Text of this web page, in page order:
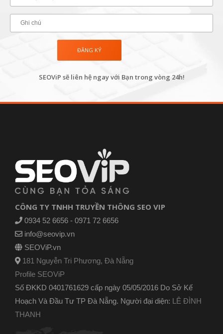
SEOViP sẽ liên hệ ngay với Bạn trong vòng 24h!
CÔNG TY TNHH TRUYỀN THÔNG SEO VIP
0934 52 6656 - 0971 72 6656
info@seovip.vn
SEOViP.vn
181 Nguyễn Tri Phương, Đà Nẵng
Profile SEOViP
Số ĐKKD 0401761629 cấp ngày 05/05/2016 Do Sở Kế
Hoạch Và Đầu Tư TP Đà Nẵng. Người đại diện: LÊ ĐÌNH
THANH